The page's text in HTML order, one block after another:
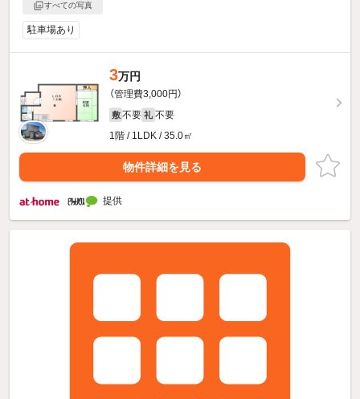
すべての写真
駐車場あり
3万円
（管理費3,000円）
敷 不要 礼 不要
1階 / 1LDK / 35.0㎡
物件詳細を見る
提供